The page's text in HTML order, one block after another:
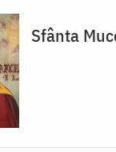
Sfânta